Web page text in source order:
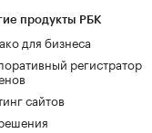
продукты РБК
для бизнеса
регистратор
сайтов